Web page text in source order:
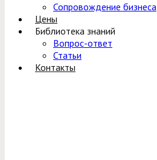
Сопровождение бизнеса
Цены
Библиотека знаний
Вопрос-ответ
Статьи
Контакты